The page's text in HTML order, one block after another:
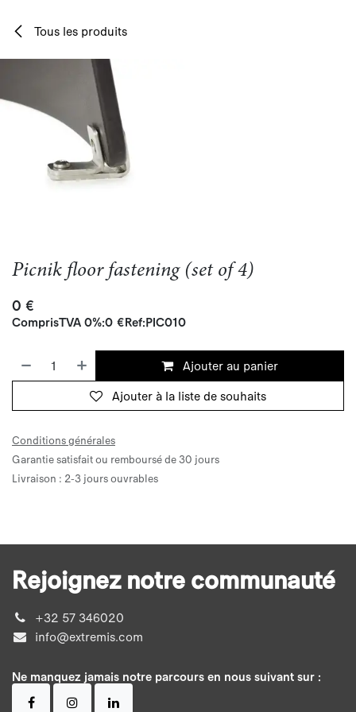
Tous les produits
Picnik floor fastening (set of 4)
0 €
ComprisTVA 0%:0 €Ref:PIC010
Ajouter au panier
Ajouter à la liste de souhaits
Conditions générales
Garantie satisfait ou remboursé de 30 jours
Livraison : 2-3 jours ouvrables
Rejoignez notre communauté
+32 57 346020
info@extremis.com
Ne manquez jamais notre parcours en nous suivant sur :